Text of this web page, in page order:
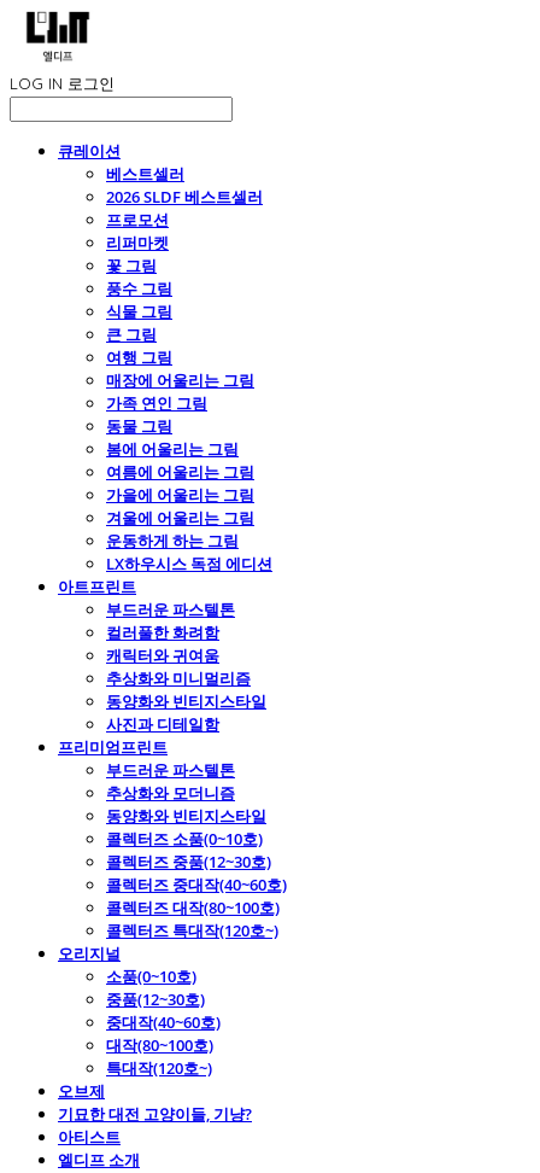
LOG IN 로그인
큐레이션
베스트셀러
2026 SLDF 베스트셀러
프로모션
리퍼마켓
꽃 그림
풍수 그림
식물 그림
큰 그림
여행 그림
매장에 어울리는 그림
가족 연인 그림
동물 그림
봄에 어울리는 그림
여름에 어울리는 그림
가을에 어울리는 그림
겨울에 어울리는 그림
운동하게 하는 그림
LX하우시스 독점 에디션
아트프린트
부드러운 파스텔톤
컬러풀한 화려함
캐릭터와 귀여움
추상화와 미니멀리즘
동양화와 빈티지스타일
사진과 디테일함
프리미엄프린트
부드러운 파스텔톤
추상화와 모더니즘
동양화와 빈티지스타일
콜렉터즈 소품(0~10호)
콜렉터즈 중품(12~30호)
콜렉터즈 중대작(40~60호)
콜렉터즈 대작(80~100호)
콜렉터즈 특대작(120호~)
오리지널
소품(0~10호)
중품(12~30호)
중대작(40~60호)
대작(80~100호)
특대작(120호~)
오브제
기묘한 대전 고양이들, 기냥?
아티스트
엘디프 소개